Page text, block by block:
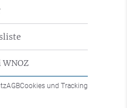
AGBCookies und Tracking